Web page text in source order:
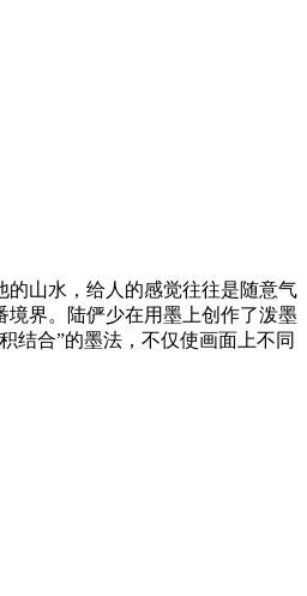
山水，给人的感觉往往是随意气
界。陆俨少在用墨上创作了泼墨
结合”的墨法，不仅使画面上不同